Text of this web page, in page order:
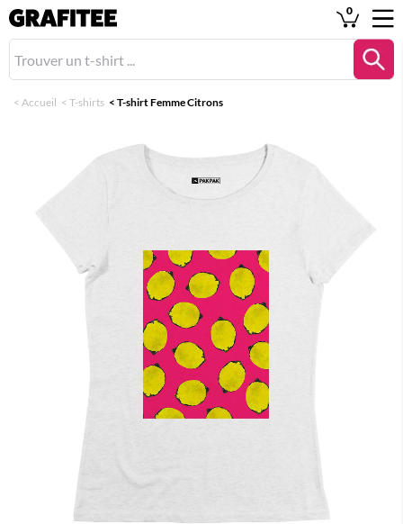
0
< Accueil < T-shirts < T-shirt Femme Citrons